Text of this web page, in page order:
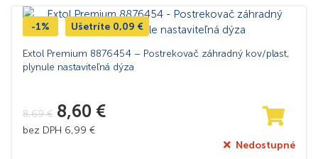
-1% Ušetríte 0,09 €
Extol Premium 8876454 – Postrekovač záhradný kov/plast,
plynule nastaviteľná dýza
8,69€ 8,60 €
bez DPH 6,99 €
Nedostupné